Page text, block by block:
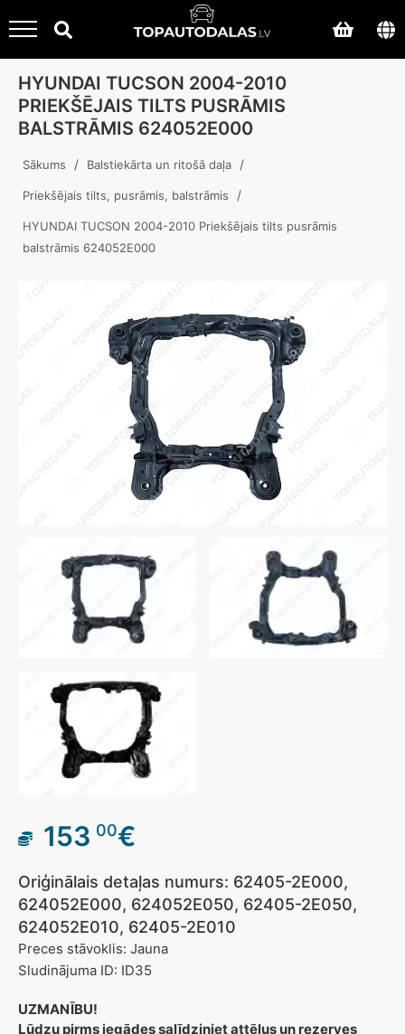
HYUNDAI TUCSON 2004-2010
PRIEKŠĒJAIS TILTS PUSRĀMIS
BALSTRĀMIS 624052E000
Sākums / Balstiekārta un ritošā daļa /
Priekšējais tilts, pusrāmis, balstrāmis /
HYUNDAI TUCSON 2004-2010 Priekšējais tilts pusrāmis
balstrāmis 624052E000
153 00€
Oriģinālais detaļas numurs: 62405-2E000,
624052E000, 624052E050, 62405-2E050,
624052E010, 62405-2E010
Preces stāvoklis: Jauna
Sludinājuma ID: ID35
UZMANĪBU!
Lūdzu pirms iegādes salīdziniet attēlus un rezerves